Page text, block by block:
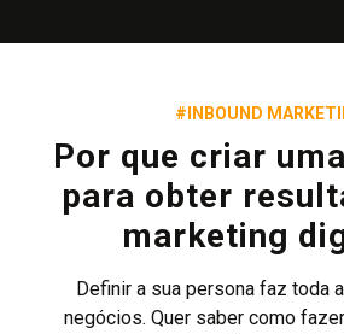
#INBOUND
Por que criar
para obter
marketing
Definir a sua persona faz toda
negócios. Quer saber como